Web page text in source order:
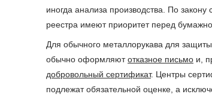
иногда анализа производства. По
реестра имеют приоритет перед
Для обычного металлорукава для
обычно оформляютотказное письмо и,
добровольный сертификат. Центры
подлежат обязательной оценке, а